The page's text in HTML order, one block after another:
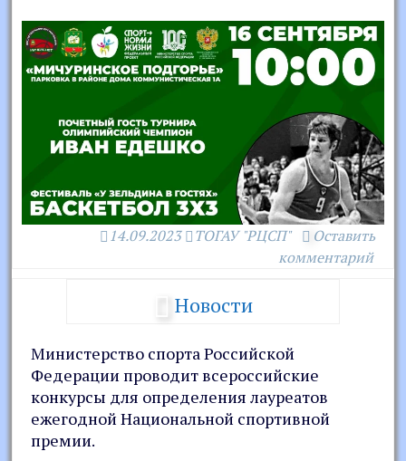
14.09.2023 ТОГАУ "РЦСП"
Оставить
комментарий
Новости
Министерство спорта Российской
Федерации проводит всероссийские
конкурсы для определения лауреатов
ежегодной Национальной спортивной
премии.